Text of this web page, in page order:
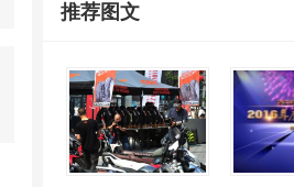
推荐图文